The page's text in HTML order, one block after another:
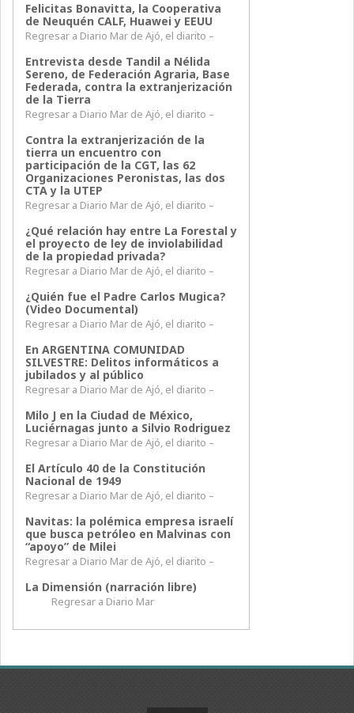
Felicitas Bonavitta, la Cooperativa
de Neuquén CALF, Huawei y EEUU
Regresar a Diario Mar de Ajó, el diarito –
Entrevista desde Tandil a Nélida
Sereno, de Federación Agraria, Base
Federada, contra la extranjerización
de la Tierra
Regresar a Diario Mar de Ajó, el diarito –
Contra la extranjerización de la
tierra un encuentro con
participación de la CGT, las 62
Organizaciones Peronistas, las dos
CTA y la UTEP
Regresar a Diario Mar de Ajó, el diarito –
¿Qué relación hay entre La Forestal y
el proyecto de ley de inviolabilidad
de la propiedad privada?
Regresar a Diario Mar de Ajó, el diarito –
¿Quién fue el Padre Carlos Mugica?
(Video Documental)
Regresar a Diario Mar de Ajó, el diarito –
En ARGENTINA COMUNIDAD
SILVESTRE: Delitos informáticos a
jubilados y al público
Regresar a Diario Mar de Ajó, el diarito –
Milo J en la Ciudad de México,
Luciérnagas junto a Silvio Rodriguez
Regresar a Diario Mar de Ajó, el diarito –
El Artículo 40 de la Constitución
Nacional de 1949
Regresar a Diario Mar de Ajó, el diarito –
Navitas: la polémica empresa israelí
que busca petróleo en Malvinas con
“apoyo” de Milei
Regresar a Diario Mar de Ajó, el diarito –
La Dimensión (narración libre)
Regresar a Diario Mar